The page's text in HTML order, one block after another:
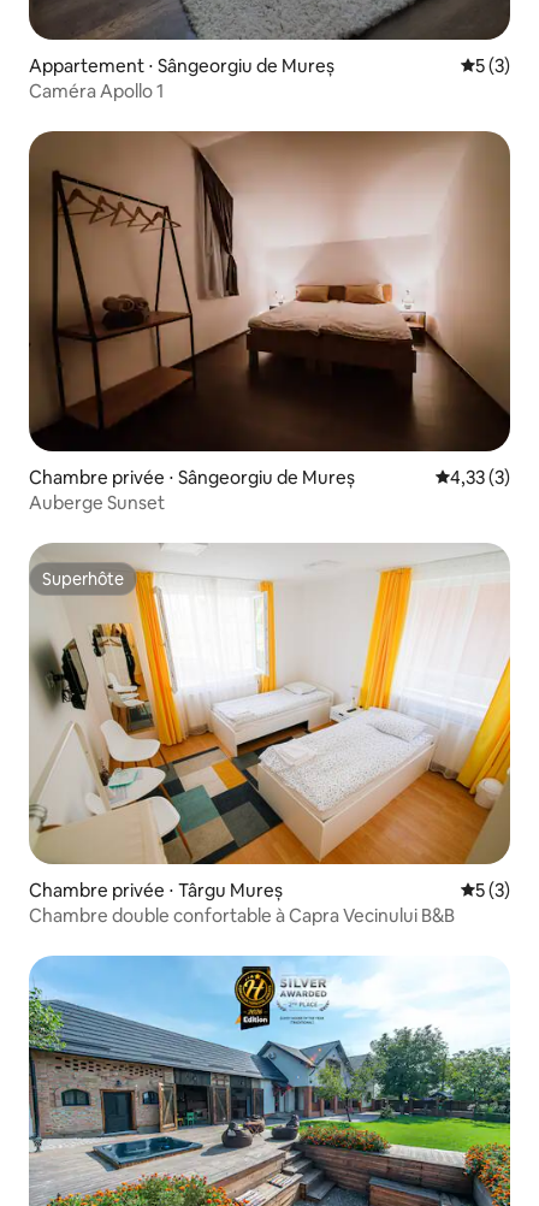
Appartement ⋅ Sângeorgiu de Mureș
5 (3)
Caméra Apollo 1
Chambre privée ⋅ Sângeorgiu de Mureș Évaluation
4,33 (3)
Auberge Sunset
Superhôte
Superhôte
Chambre privée ⋅ Târgu Mureș
5 (3)
Chambre double confortable à Capra Vecinului B&B